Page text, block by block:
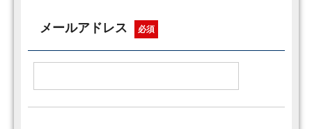
メールアドレス 必須